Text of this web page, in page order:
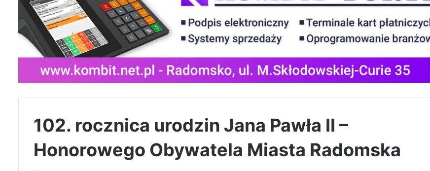
102. rocznica urodzin Jana Pawła II –
Honorowego Obywatela Miasta Radomska